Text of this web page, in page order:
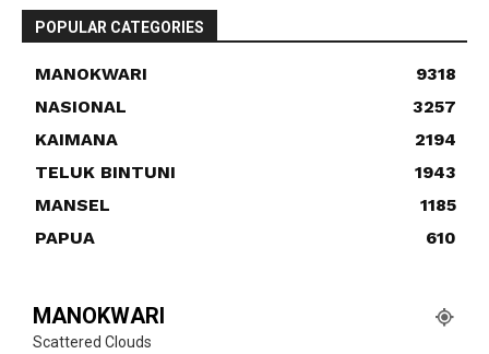
POPULAR CATEGORIES
MANOKWARI
9318
NASIONAL
3257
KAIMANA
2194
TELUK BINTUNI
1943
MANSEL
1185
PAPUA
610
MANOKWARI
Scattered Clouds